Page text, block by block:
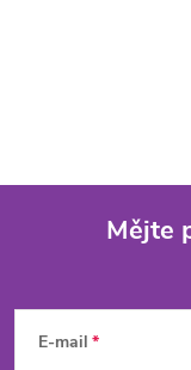
Mějte
E-mail